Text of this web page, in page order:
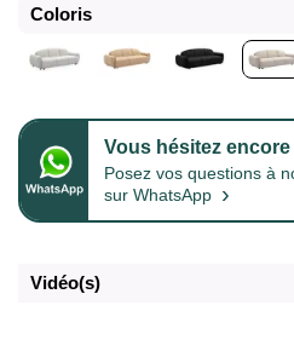
Coloris
Vous hésitez encore
Posez vos questions à
sur WhatsApp ›
Vidéo(s)